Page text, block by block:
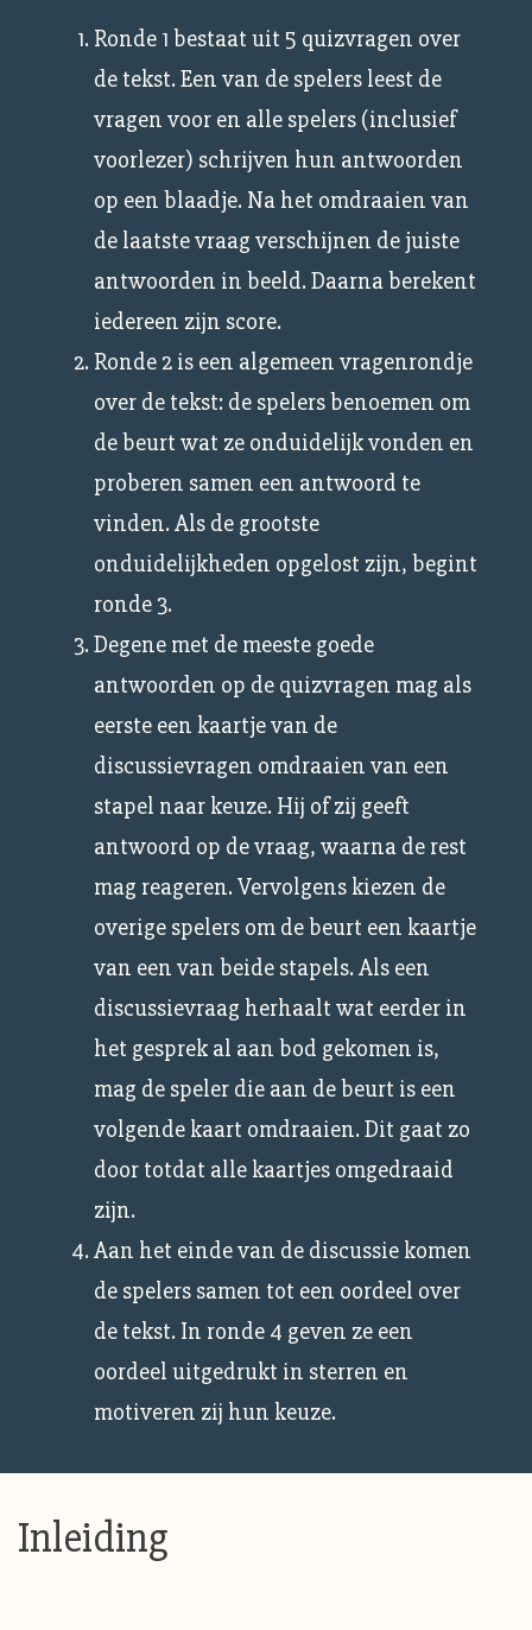
Ronde 1 bestaat uit 5 quizvragen over
de tekst. Een van de spelers leest de
vragen voor en alle spelers (inclusief
voorlezer) schrijven hun antwoorden
op een blaadje. Na het omdraaien van
de laatste vraag verschijnen de juiste
antwoorden in beeld. Daarna berekent
iedereen zijn score.
Ronde 2 is een algemeen vragenrondje
over de tekst: de spelers benoemen om
de beurt wat ze onduidelijk vonden en
proberen samen een antwoord te
vinden. Als de grootste
onduidelijkheden opgelost zijn, begint
ronde 3.
Degene met de meeste goede
antwoorden op de quizvragen mag als
eerste een kaartje van de
discussievragen omdraaien van een
stapel naar keuze. Hij of zij geeft
antwoord op de vraag, waarna de rest
mag reageren. Vervolgens kiezen de
overige spelers om de beurt een kaartje
van een van beide stapels. Als een
discussievraag herhaalt wat eerder in
het gesprek al aan bod gekomen is,
mag de speler die aan de beurt is een
volgende kaart omdraaien. Dit gaat zo
door totdat alle kaartjes omgedraaid
zijn.
Aan het einde van de discussie komen
de spelers samen tot een oordeel over
de tekst. In ronde 4 geven ze een
oordeel uitgedrukt in sterren en
motiveren zij hun keuze.
Inleiding